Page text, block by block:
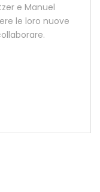
e Manuel
le loro nuove